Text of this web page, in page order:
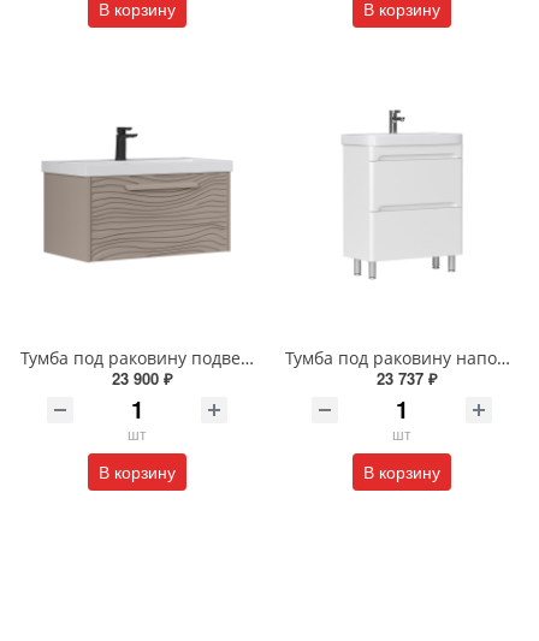
В корзину В корзину
Тумба под раковину подвесная EQUIL Глеам 80.1Я/Gleam 80.1Y амарок/дуб вотан tpGLEAM80.1Y-25
23 900 ₽
шт
В корзину
Тумба под раковину напольная EQUIL Найс 60 см tnNICE60.2Y-05 белая
23 737 ₽
шт
В корзину